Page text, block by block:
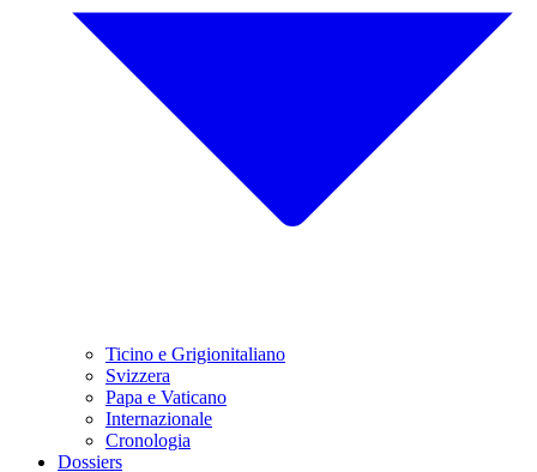
Ticino e Grigionitaliano
Svizzera
Papa e Vaticano
Internazionale
Cronologia
Dossiers